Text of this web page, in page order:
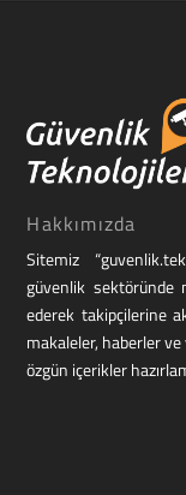
Hakkımızda
Sitemiz
güvenlik sektöründe
ederek takipçilerine
makaleler, haberler
özgün içerikler